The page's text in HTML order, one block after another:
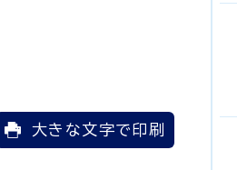
大きな文字で印刷